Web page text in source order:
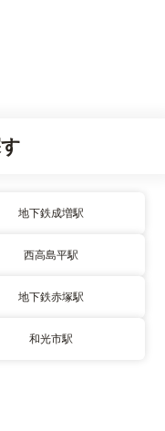
地下鉄成増駅
西高島平駅
地下鉄赤塚駅
和光市駅